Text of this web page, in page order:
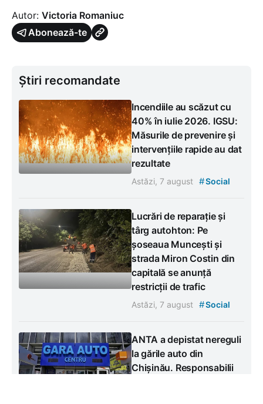
Autor: Victoria Romaniuc
Abonează-te
Știri recomandate
Incendiile au scăzut cu
40% în iulie 2026. IGSU:
Măsurile de prevenire și
intervențiile rapide au dat
rezultate
Astăzi, 7 august #Social
Lucrări de reparație și
târg autohton: Pe
șoseaua Muncești și
strada Miron Costin din
capitală se anunță
restricții de trafic
Astăzi, 7 august #Social
ANTA a depistat nereguli
la gările auto din
Chișinău. Responsabilii